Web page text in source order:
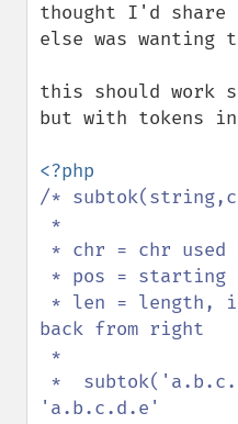
thought I'd share
else was wanting
this should work
but with tokens
/*
back from right
'a.b.c.d.e'